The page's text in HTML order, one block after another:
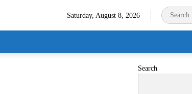
Saturday, August 8, 2026
Search